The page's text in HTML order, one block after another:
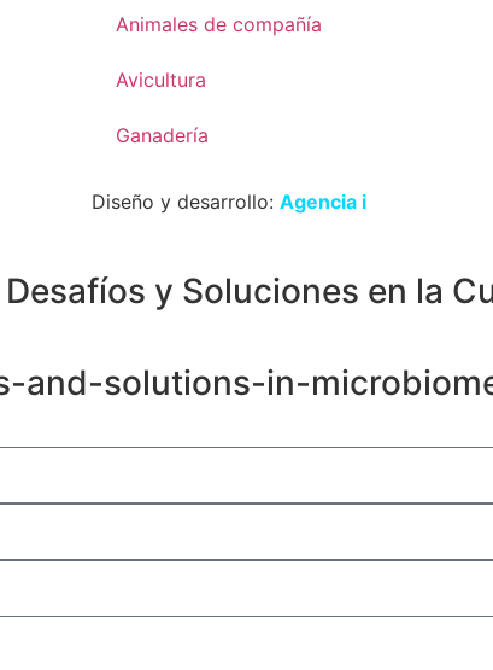
Animales de compañía
Avicultura
Ganadería
Diseño y desarrollo: Agencia i
y Soluciones en la
and-solutions-in-